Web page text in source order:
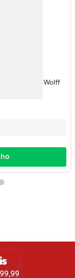
22273 - Wolff